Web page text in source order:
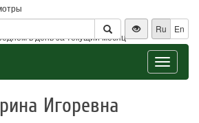
в день за текущий месяц
Ru En
Toggle
Игоревна